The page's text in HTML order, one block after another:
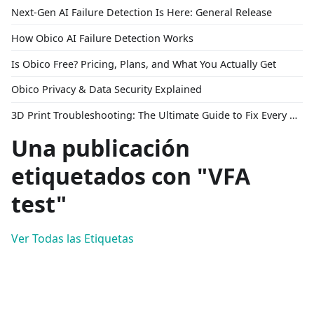
Next-Gen AI Failure Detection Is Here: General Release
How Obico AI Failure Detection Works
Is Obico Free? Pricing, Plans, and What You Actually Get
Obico Privacy & Data Security Explained
3D Print Troubleshooting: The Ultimate Guide to Fix Every Common Problem [2026]
Una publicación
etiquetados con "VFA
test"
Ver Todas las Etiquetas